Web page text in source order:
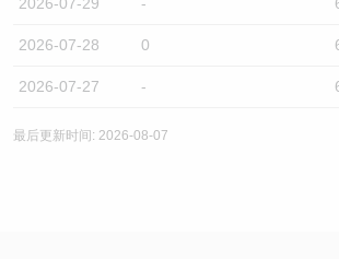
2026-07-28 0
2026-07-27 -
最后更新时间: 2026-08-07